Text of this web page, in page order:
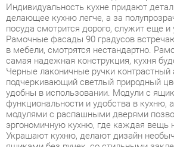
в мебели, смотрятся нестандартно.
самая надежная конструкция, кухня
Черные лаконичные ручки контрастный
подчеркивающий светлый природный
удобны в использовании. Модули с
функциональности и удобства в кухню, а
модулями с распашными дверями
эргономичную кухню, где каждая вещь
Украшают кухню, делают дизайн
ящиками без ручек, со стильными
детали фасада. Две высоты шкафов,
позволяют собрать любую комплектацию
и функциональности, покупатель будет
интерьера, подобрав модули по своему